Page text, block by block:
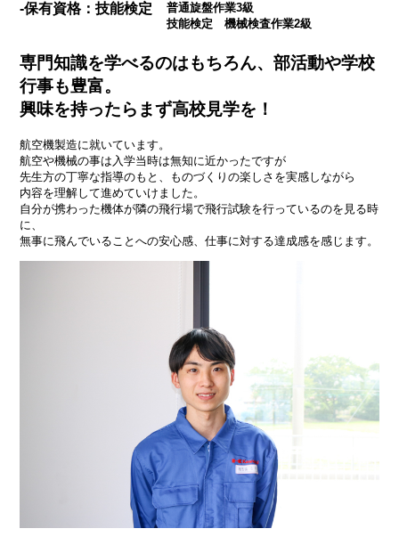
-保有資格：技能検定
普通旋盤作業3級
技能検定 機械検査作業2級
専門知識を学べるのはもちろん、部活動や学校
行事も豊富。
興味を持ったらまず高校見学を！
航空機製造に就いています。
航空や機械の事は入学当時は無知に近かったですが
先生方の丁寧な指導のもと、ものづくりの楽しさを実感しながら
内容を理解して進めていけました。
自分が携わった機体が隣の飛行場で飛行試験を行っているのを見る時
に、
無事に飛んでいることへの安心感、仕事に対する達成感を感じます。